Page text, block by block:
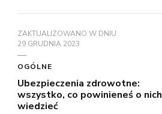
ZAKTUALIZOWANO W DNIU
29 GRUDNIA 2023
OGÓLNE
Ubezpieczenia zdrowotne:
wszystko, co powinieneś o nich
wiedzieć